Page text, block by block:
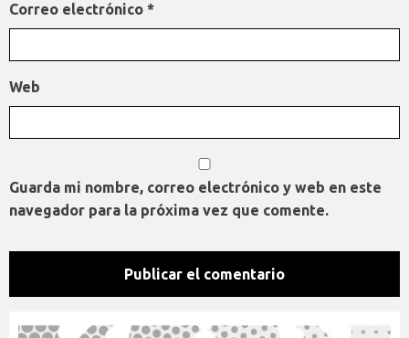
Correo electrónico *
Web
Guarda mi nombre, correo electrónico y web en este
navegador para la próxima vez que comente.